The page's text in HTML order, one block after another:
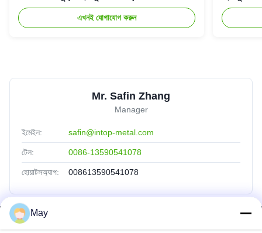
এখনই যোগাযোগ করুন
Mr. Safin Zhang
Manager
ইমেইল: safin@intop-metal.com
টেল: 0086-13590541078
হোয়াটসঅ্যাপ: 008613590541078
দ্রুত লিঙ্ক
May